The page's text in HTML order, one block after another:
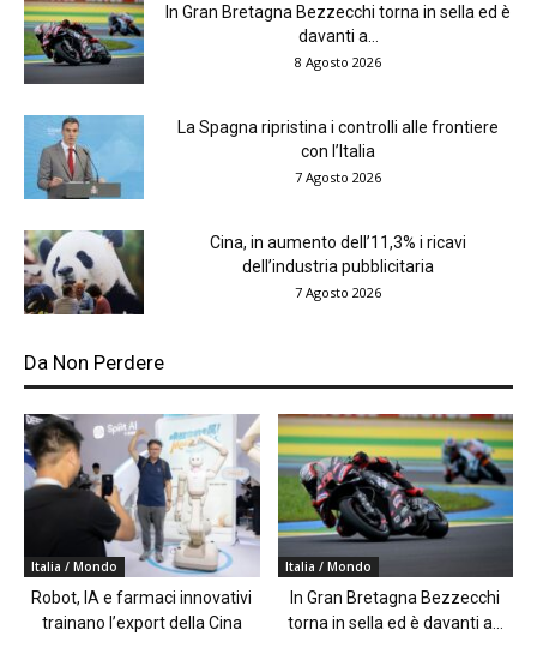
In Gran Bretagna Bezzecchi torna in sella ed è
davanti a...
8 Agosto 2026
La Spagna ripristina i controlli alle frontiere
con l’Italia
7 Agosto 2026
Cina, in aumento dell’11,3% i ricavi
dell’industria pubblicitaria
7 Agosto 2026
Da Non Perdere
Italia / Mondo
Robot, IA e farmaci innovativi
trainano l’export della Cina
Italia / Mondo
In Gran Bretagna Bezzecchi
torna in sella ed è davanti a...